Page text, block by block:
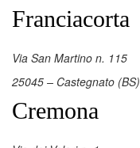
Franciacorta
Via San Martino n. 115
25045 – Castegnato (BS)
Cremona